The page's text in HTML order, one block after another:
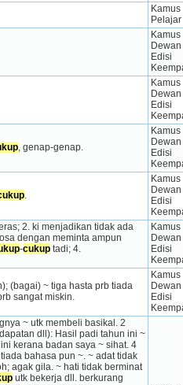
Kamus
Pelajar
Kamus
Dewan
Edisi
Kamus
Dewan
Edisi
, genap-genap.
Kamus
Dewan
Edisi
.
Kamus
Dewan
Edisi
2. ki menjadikan tidak ada
dengan meminta ampun
-cukup tadi; 4.
Kamus
Dewan
Edisi
sangat miskin.
Kamus
Dewan
Edisi
~ utk membeli basikal. 2
dll): Hasil padi tahun ini ~
kerana badan saya ~ sihat. 4
bahasa pun ~. ~ adat tidak
agak gila. ~ hati tidak berminat
utk bekerja dll. berkurang